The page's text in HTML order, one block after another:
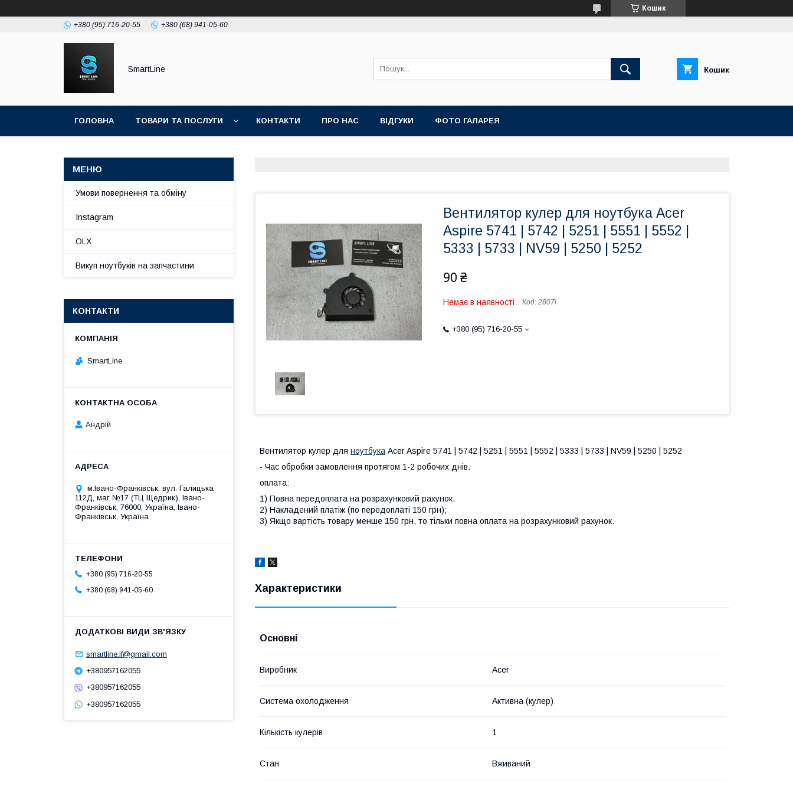
Кошик
+380 (95) 716-20-55 +380 (68) 941-05-60
SmartLine Кошик
ГОЛОВНА ТОВАРИ ТА ПОСЛУГИ КОНТАКТИ ПРО НАС ВІДГУКИ ФОТО ГАЛАРЕЯ
Вентилятор кулер для ноутбука Acer
Aspire 5741 | 5742 | 5251 | 5551 | 5552 |
5333 | 5733 | NV59 | 5250 | 5252
90 ₴
Немає в наявності Код: 2807i
+380 (95) 716-20-55
Вентилятор кулер для ноутбука Acer Aspire 5741 | 5742 | 5251 | 5551 | 5552 | 5333 | 5733 | NV59 | 5250 | 5252
- Час обробки замовлення протягом 1-2 робочих днів.
оплата:
1) Повна передоплата на розрахунковий рахунок.
2) Накладений платіж (по передоплаті 150 грн);
3) Якщо вартість товару менше 150 грн, то тільки повна оплата на розрахунковий рахунок.
Характеристики
Основні
Виробник Acer
Система охолодження Активна (кулер)
Кількість кулерів 1
Стан Вживаний
Умови повернення та обміну
Instagram
OLX
Викуп ноутбуків на запчастини
КОНТАКТИ
SmartLine
Андрій
м.Івано-Франківськ, вул. Галицька
112Д, маг №17 (ТЦ Щедрик), Івано-
Франківськ, 76000, Україна, Івано-
Франківськ, Україна
+380 (95) 716-20-55
+380 (68) 941-05-60
smartline.if@gmail.com
+380957162055
+380957162055
+380957162055